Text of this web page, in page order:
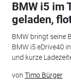
BMW i5 im
geladen,
BMW bringt seine
BMW i5 eDrive40
und kurze
von Timo Bürger